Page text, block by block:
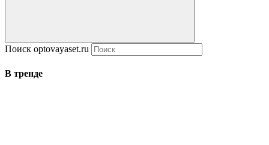
Поиск optovayaset.ru
В тренде